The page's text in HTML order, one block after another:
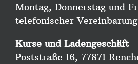
Montag, Donnerstag und
telefonischer
Kurse und Ladengeschäft
Poststraße 16, 77871